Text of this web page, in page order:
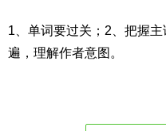
1、单词要过关；2、把握
遍，理解作者意图。